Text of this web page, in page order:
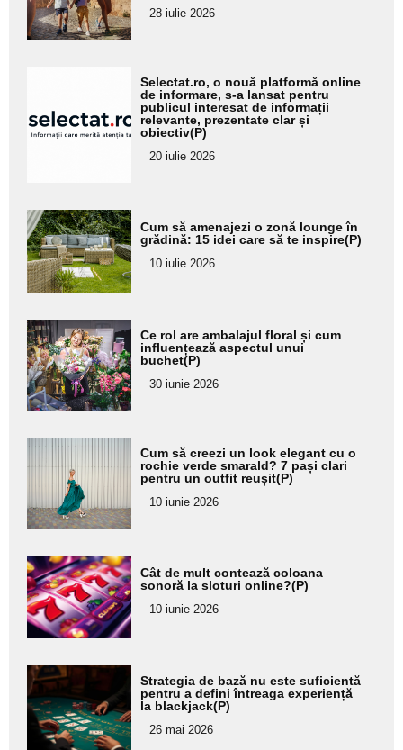
subtitlu
28 iulie 2026
pentru
subtitlu
Selectat.ro, o nouă platformă online
de informare, s-a lansat pentru
publicul interesat de informații
relevante, prezentate clar și
obiectiv(P)
20 iulie 2026
Adaugă
aici textul
pentru
subtitlu
Cum să amenajezi o zonă lounge în
grădină: 15 idei care să te inspire(P)
10 iulie 2026
Adaugă
aici textul
pentru
subtitlu
Ce rol are ambalajul floral și cum
influențează aspectul unui
buchet(P)
30 iunie 2026
Adaugă
aici textul
pentru
subtitlu
Cum să creezi un look elegant cu o
rochie verde smarald? 7 pași clari
pentru un outfit reușit(P)
10 iunie 2026
Adaugă
aici textul
pentru
subtitlu
Cât de mult contează coloana
sonoră la sloturi online?(P)
10 iunie 2026
Adaugă
aici textul
pentru
subtitlu
Strategia de bază nu este suficientă
pentru a defini întreaga experiență
la blackjack(P)
26 mai 2026